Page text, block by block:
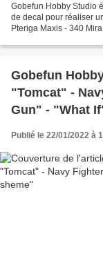
Gobefun Hobby Studio
de decal pour réaliser
Pteriga Maxis - 340
Gobefun
"Tomcat" -
Gun" - "What
Publié le 22/01/2022 à